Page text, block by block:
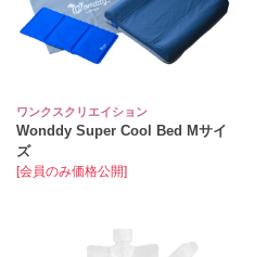
ワンクスクリエイション
Wonddy Super Cool Bed Mサイ
ズ
[会員のみ価格公開]